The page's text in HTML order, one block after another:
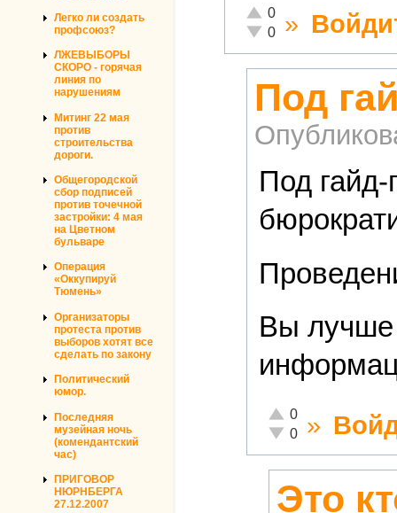
Легко ли создать
профсоюз?
ЛЖЕВЫБОРЫ
СКОРО - горячая
линия по
нарушениям
Митинг 22 мая
против
строительства
дороги.
Общегородской
сбор подписей
против точечной
застройки: 4 мая
на Цветном
бульваре
Операция
«Оккупируй
Тюмень»
Организаторы
протеста против
выборов хотят все
сделать по закону
Политический
юмор.
Последняя
музейная ночь
(комендантский
час)
ПРИГОВОР
НЮРНБЕРГА
27.12.2007
Отлично!
0
Неадекватно!
0 »
Под
Под
Вы лучше
Отлично!
0
Неадекватно!
0 »
Это